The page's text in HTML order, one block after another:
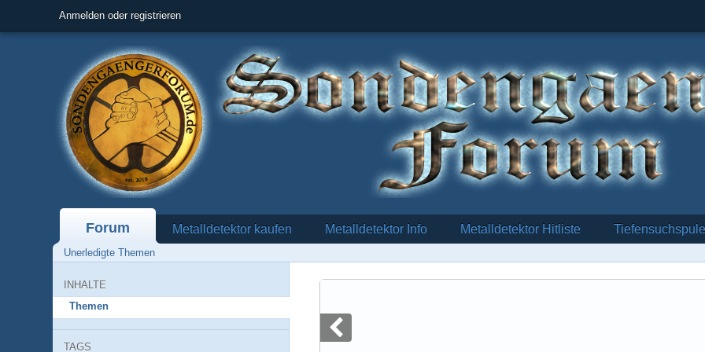
Anmelden oder registrieren
Forum Metalldetektor kaufen Metalldetektor Info Metalldetektor Hitliste
Unerledigte Themen
INHALTE
Themen
TAGS